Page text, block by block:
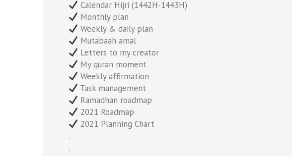
Calendar Hijri (1442H-1443H)
Monthly plan
Weekly & daily plan
Mutabaah amal
Letters to my creator
My quran moment
Weekly affirmation
Task management
Ramadhan roadmap
2021 Roadmap
2021 Planning Chart
.
.